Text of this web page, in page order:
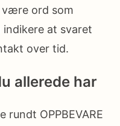
være ord som
indikere at svaret
over tid.
allerede har
rundt OPPBEVARE